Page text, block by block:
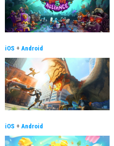
iOS + Android
iOS + Android